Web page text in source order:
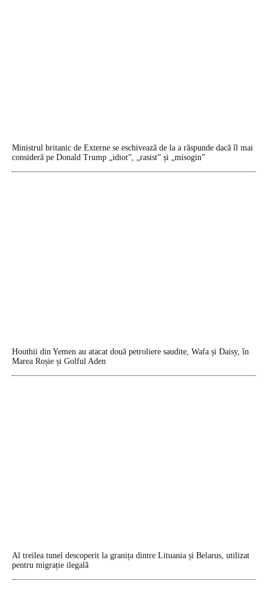
Ministrul britanic de Externe se eschivează de la a răspunde dacă îl mai
consideră pe Donald Trump „idiot”, „rasist” și „misogin”
Houthii din Yemen au atacat două petroliere saudite, Wafa și Daisy, în
Marea Roșie și Golful Aden
Al treilea tunel descoperit la granița dintre Lituania și Belarus, utilizat
pentru migrație ilegală